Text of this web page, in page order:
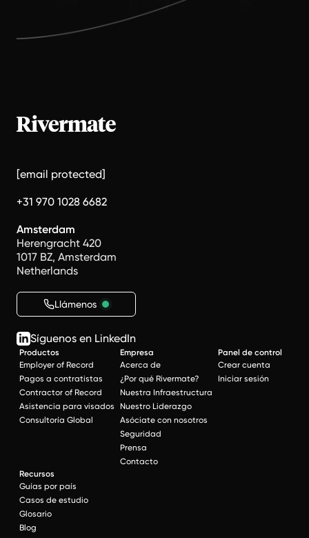
[email protected]
+31 970 1028 6682
Amsterdam
Herengracht 420
1017 BZ, Amsterdam
Netherlands
Llámenos
Síguenos en LinkedIn
Productos
Employer of Record
Pagos a contratistas
Contractor of Record
Asistencia para visados
Consultoría Global
Empresa
Acerca de
¿Por qué Rivermate?
Nuestra Infraestructura
Nuestro Liderazgo
Asóciate con nosotros
Seguridad
Prensa
Contacto
Panel de control
Crear cuenta
Iniciar sesión
Recursos
Guías por país
Casos de estudio
Glosario
Blog